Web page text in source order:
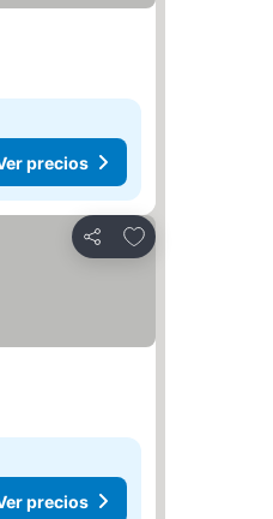
precios
Compartir
Añadir a favoritos
precios